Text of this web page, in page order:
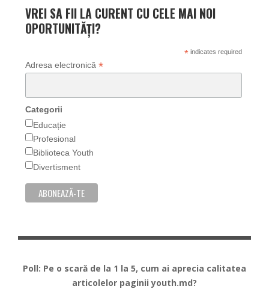
VREI SA FII LA CURENT CU CELE MAI NOI
OPORTUNITĂȚI?
*indicates required
Adresa electronică *
Categorii
Educație
Profesional
Biblioteca Youth
Divertisment
Poll: Pe o scară de la 1 la 5, cum ai aprecia calitatea
articolelor paginii youth.md?